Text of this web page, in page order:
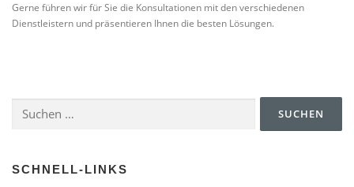
Gerne führen wir für Sie die Konsultationen mit den verschiedenen
Dienstleistern und präsentieren Ihnen die besten Lösungen.
nach:
SCHNELL-LINKS